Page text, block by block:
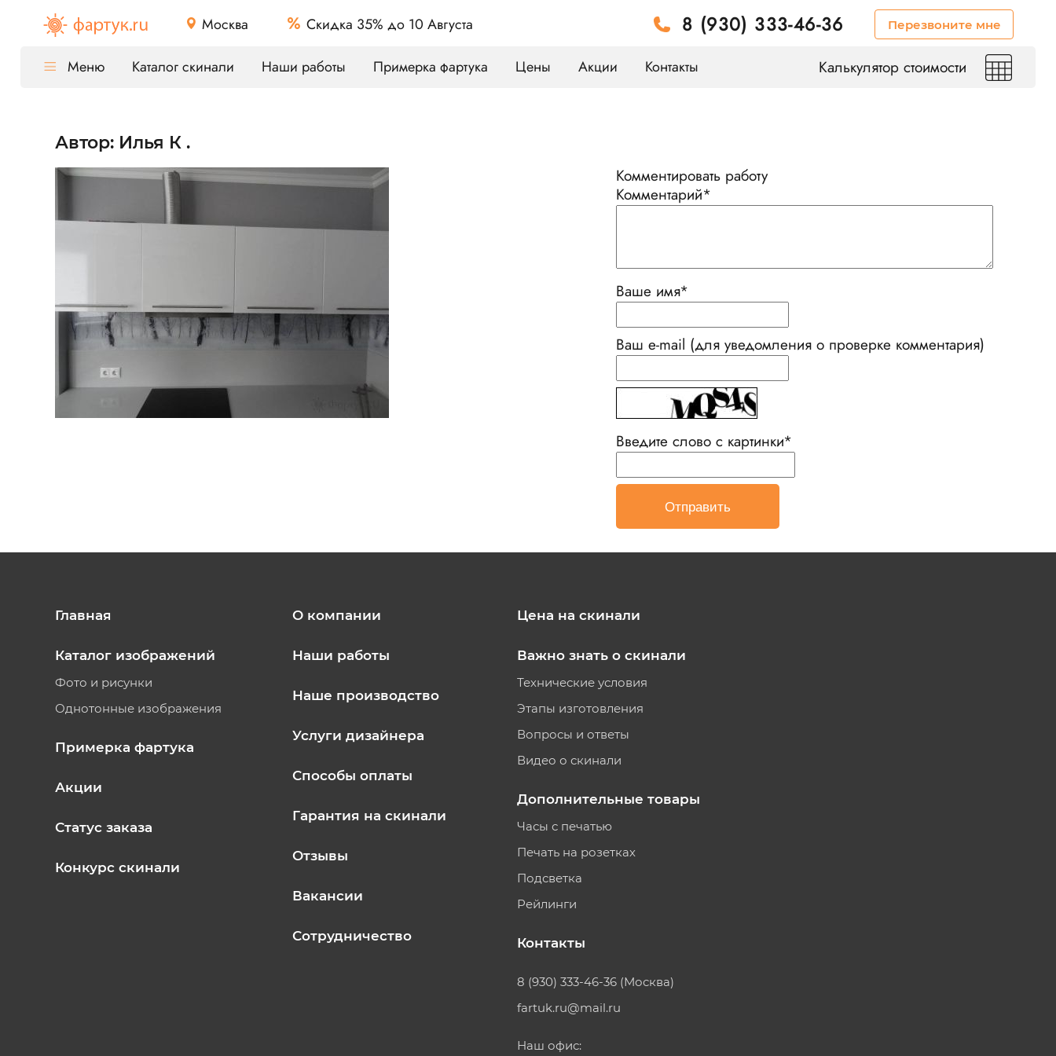
Москва Скидка 35% до 10 Августа 8 (930) 333-46-36 Перезвоните мне
Меню Каталог скинали Наши работы Примерка фартука Цены Акции Контакты Калькулятор стоимости
Автор: Илья К .
Комментировать работу
Комментарий*
Ваше имя*
Ваш e-mail (для уведомления о проверке комментария)
Введите слово с картинки*
Главная
Каталог изображений
Фото и рисунки
Однотонные изображения
Примерка фартука
Акции
Статус заказа
Конкурс скинали
О компании
Наши работы
Наше производство
Услуги дизайнера
Способы оплаты
Гарантия на скинали
Отзывы
Вакансии
Сотрудничество
Цена на скинали
Важно знать о скинали
Технические условия
Этапы изготовления
Вопросы и ответы
Видео о скинали
Дополнительные товары
Часы с печатью
Печать на розетках
Подсветка
Рейлинги
Контакты
8 (930) 333-46-36 (Москва)
fartuk.ru@mail.ru
Наш офис: